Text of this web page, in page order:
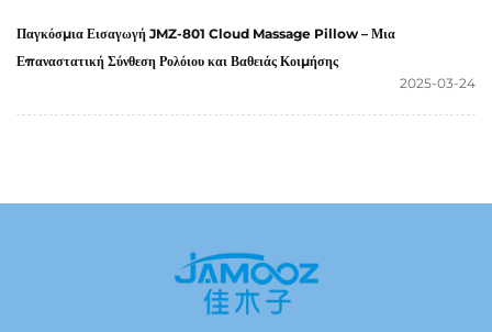
Παγκόσμια Εισαγωγή JMZ-801 Cloud Massage Pillow – Μια
Επαναστατική Σύνθεση Ρολόιου και Βαθειάς Κοιμήσης
2025-03-24